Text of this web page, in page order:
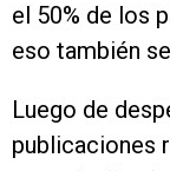
el 50% de los
eso también
Luego de
publicaciones